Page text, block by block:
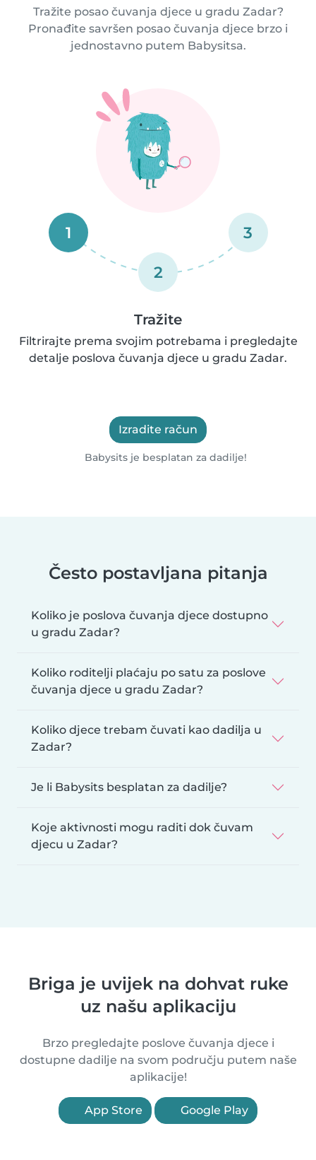
Tražite posao čuvanja djece u gradu Zadar?
Pronađite savršen posao čuvanja djece brzo i
jednostavno putem Babysitsa.
1
2
3
Tražite
Filtrirajte prema svojim potrebama i pregledajte
detalje poslova čuvanja djece u gradu Zadar.
Izradite račun
Babysits je besplatan za dadilje!
Često postavljana pitanja
Koliko je poslova čuvanja djece dostupno
u gradu Zadar?
Koliko roditelji plaćaju po satu za poslove
čuvanja djece u gradu Zadar?
Koliko djece trebam čuvati kao dadilja u
Zadar?
Je li Babysits besplatan za dadilje?
Koje aktivnosti mogu raditi dok čuvam
djecu u Zadar?
Briga je uvijek na dohvat ruke
uz našu aplikaciju
Brzo pregledajte poslove čuvanja djece i
dostupne dadilje na svom području putem naše
aplikacije!
App Store Google Play